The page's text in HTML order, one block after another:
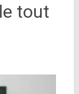
tout